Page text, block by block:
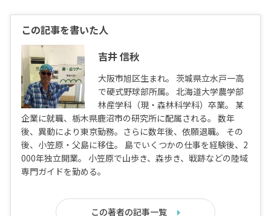
この記事を書いた人
吉井 信秋
大阪市旭区生まれ。 茨城県立水戸一高
で硬式野球部所属。 北海道大学農学部
林産学科（現・森林科学科）卒業。 某
企業に就職、栃木県鹿沼市の研究所に配属される。 数年
後、異動により東京勤務。さらに数年後、依願退職。 その
後、小笠原・父島に移住。 島でいくつかの仕事を経験後、2
000年独立開業。 小笠原で山歩き、森歩き、戦跡などの陸域
専門ガイドを勤める。
この著者の記事一覧